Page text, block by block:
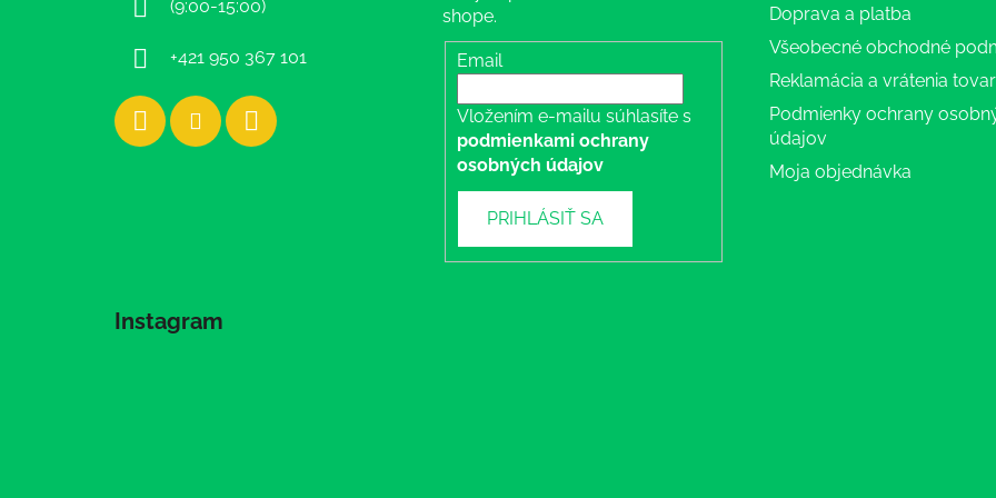
(9:00-15:00)
+421 950 367 101
shope.
Email
Vložením e-mailu súhlasíte s
podmienkami ochrany
osobných údajov
PRIHLÁSIŤ SA
Doprava a platba
Všeobecné obchodné
Reklamácia a vrátenia
Podmienky ochrany
údajov
Moja objednávka
Instagram